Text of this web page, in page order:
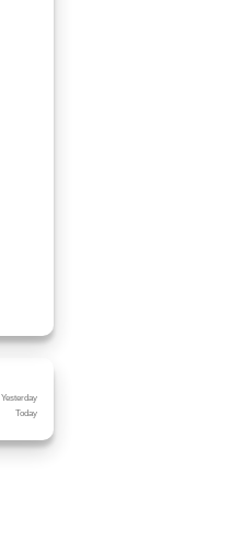
Yesterday
Today